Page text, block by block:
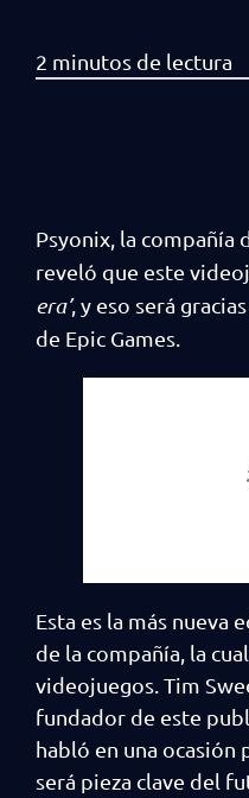
Psyonix, la compañía
reveló que este
era’, y eso será
de Epic Games.
Esta es la más
de la compañía, la
videojuegos. Tim
fundador de este
habló en una ocasión
será pieza clave del